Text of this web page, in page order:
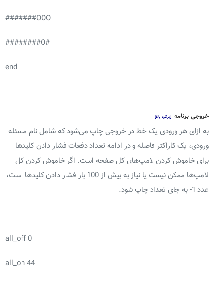
#######OOO
########O#
end
خروجی برنامه [برگرد بالا]
به ازای هر ورودی یک خط در خروجی چاپ می‌شود که شامل نام مسئله
ورودی، یک کاراکتر فاصله و در ادامه تعداد دفعات فشار دادن کلیدها
برای خاموش کردن لامپ‌های کل صفحه است. اگر خاموش کردن کل
لامپ‌ها ممکن نیست یا نیاز به بیش از 100 بار فشار دادن کلید‌ها است،
عدد 1- به جای تعداد چاپ شود.
all_off 0
all_on 44